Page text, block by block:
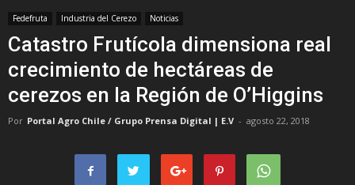
Fedefruta Industria del Cerezo Noticias
Catastro Frutícola dimensiona real
crecimiento de hectáreas de
cerezos en la Región de O’Higgins
Por Portal Agro Chile / Grupo Prensa Digital | E.V - agosto 22, 2018